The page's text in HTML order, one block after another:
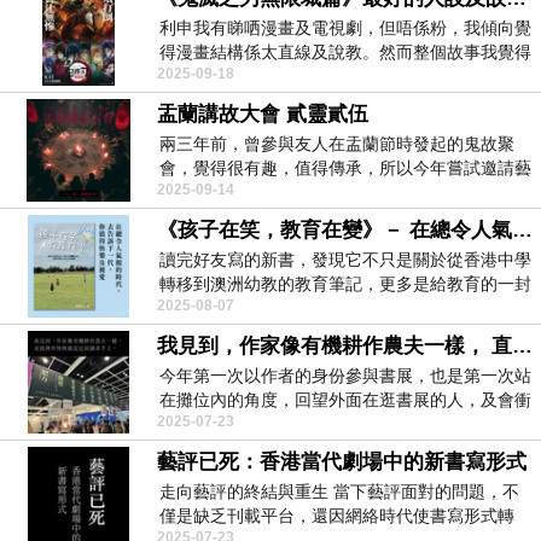
利申我有睇哂漫畫及電視劇，但唔係粉，我傾向覺
得漫畫結構係太直線及說教。然而整個故事我覺得
寫最好嘅段落...
2025-09-18
盂蘭講故大會 貳靈貳伍
兩三年前，曾參與友人在盂蘭節時發起的鬼故聚
會，覺得很有趣，值得傳承，所以今年嘗試邀請藝
文界別不同朋友...
2025-09-14
《孩子在笑，教育在變》－ 在總令人氣餒的時代, 去告訴下一代，你值得快樂及被愛
讀完好友寫的新書，發現它不只是關於從香港中學
轉移到澳洲幼教的教育筆記，更多是給教育的一封
動人情書。 ...
2025-08-07
我見到，作家像有機耕作農夫一樣， 直接將作物與溫度送到讀者手上。
今年第一次以作者的身份參與書展，也是第一次站
在攤位內的角度，回望外面在逛書展的人，及會衝
過來買書的讀...
2025-07-23
藝評已死：香港當代劇場中的新書寫形式
走向藝評的終結與重生 當下藝評面對的問題，不
僅是缺乏刊載平台，還因網絡時代使書寫形式轉
2025-07-23